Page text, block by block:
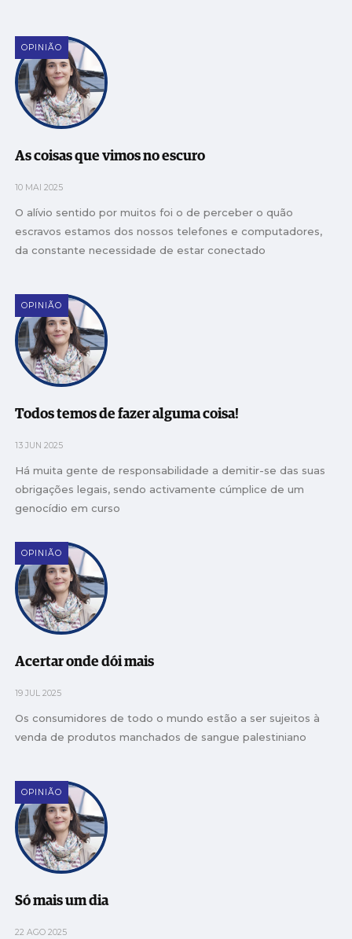
OPINIÃO
As coisas que vimos no escuro
10 MAI 2025
O alívio sentido por muitos foi o de perceber o quão
escravos estamos dos nossos telefones e computadores,
da constante necessidade de estar conectado
OPINIÃO
Todos temos de fazer alguma coisa!
13 JUN 2025
Há muita gente de responsabilidade a demitir-se das suas
obrigações legais, sendo activamente cúmplice de um
genocídio em curso
OPINIÃO
Acertar onde dói mais
19 JUL 2025
Os consumidores de todo o mundo estão a ser sujeitos à
venda de produtos manchados de sangue palestiniano
OPINIÃO
Só mais um dia
22 AGO 2025